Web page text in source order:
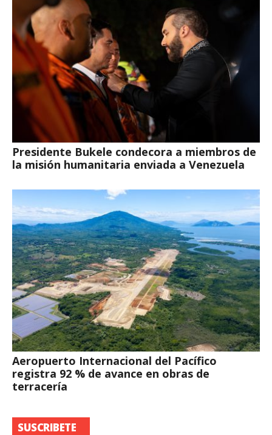
Presidente Bukele condecora a miembros de
la misión humanitaria enviada a Venezuela
Aeropuerto Internacional del Pacífico
registra 92 % de avance en obras de
terracería
SUSCRIBETE